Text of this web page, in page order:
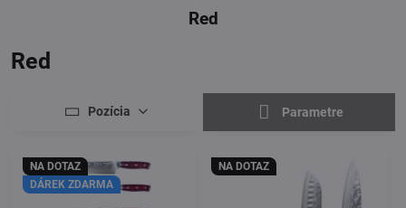
Red
Red
Pozícia Parametre
NA DOTAZ
DÁREK ZDARMA
NA DOTAZ